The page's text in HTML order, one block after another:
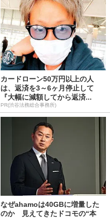
カードローン50万円以上の人
は、返済を3～6ヶ月停止して
『大幅に減額してから返済...
PR(渋谷法務総合事務所)
なぜahamoは40GBに増量した
のか 見えてきたドコモの“本